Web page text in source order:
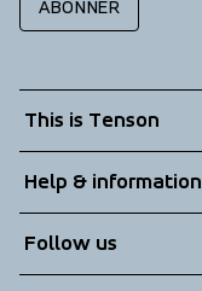
ABONNER
This is Tenson
Sustainability
Technologies
Help & information
Terms & Conditions
Follow us